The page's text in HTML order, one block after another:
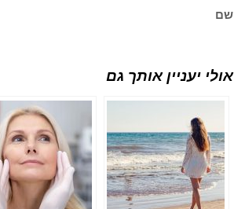
שם
אולי יעניין אותך גם